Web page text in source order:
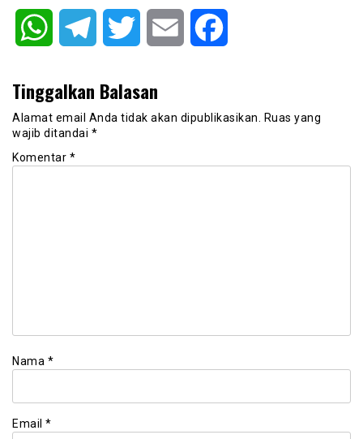
WhatsAppTelegram Twitter Email
Tinggalkan Balasan
Alamat email Anda tidak akan dipublikasikan.
Ruas yang
wajib ditandai *
Komentar *
Nama *
Email *